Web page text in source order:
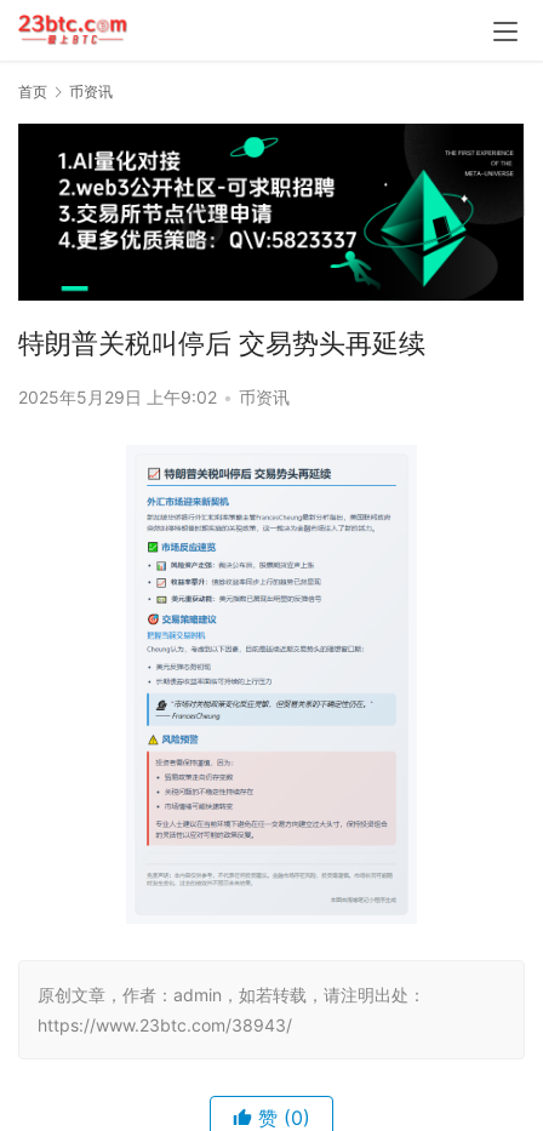
首页 币资讯
特朗普关税叫停后 交易势头再延续
2025年5月29日 上午9:02 • 币资讯
原创文章，作者：admin，如若转载，请注明出处：
https://www.23btc.com/38943/
赞 (0)